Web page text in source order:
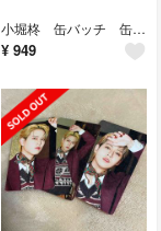
小堀柊 缶バッチ 缶バッジ DISPLAY OCTPATH
¥ 949